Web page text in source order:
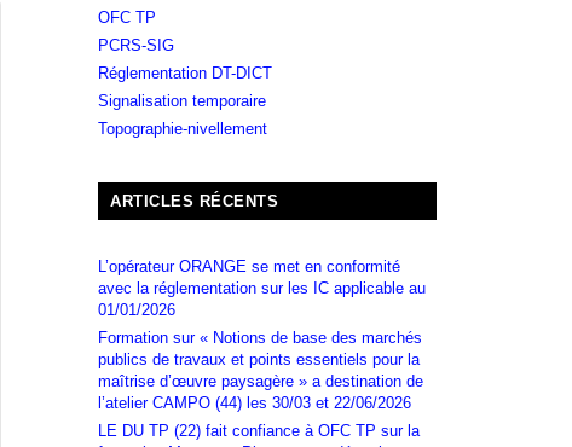
OFC TP
PCRS-SIG
Réglementation DT-DICT
Signalisation temporaire
Topographie-nivellement
ARTICLES RÉCENTS
L’opérateur ORANGE se met en conformité
avec la réglementation sur les IC applicable au
01/01/2026
Formation sur « Notions de base des marchés
publics de travaux et points essentiels pour la
maîtrise d’œuvre paysagère » a destination de
l’atelier CAMPO (44) les 30/03 et 22/06/2026
LE DU TP (22) fait confiance à OFC TP sur la